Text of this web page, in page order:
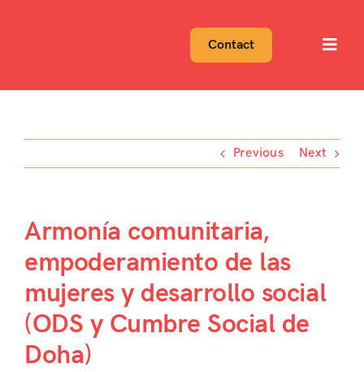
Contact
Previous Next
Armonía comunitaria,
empoderamiento de las
mujeres y desarrollo social
(ODS y Cumbre Social de
Doha)